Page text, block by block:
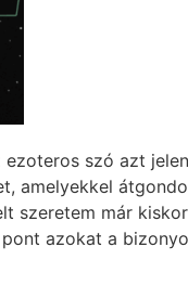
szó azt
amelyekkel
szeretem már
azokat a